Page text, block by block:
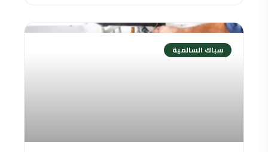
سباك السالمية